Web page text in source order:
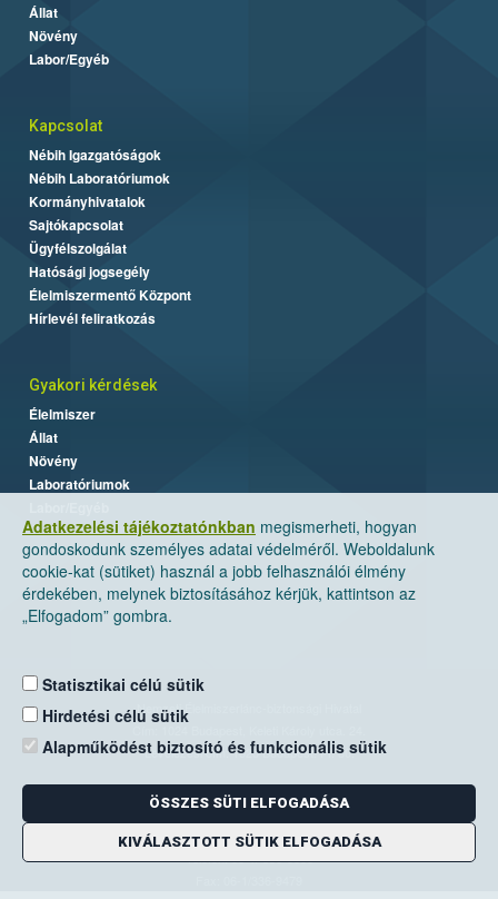
Adatkezelési tájékoztatónkban megismerheti, hogyan
gondoskodunk személyes adatai védelméről. Weboldalunk
cookie-kat (sütiket) használ a jobb felhasználói élmény
érdekében, melynek biztosításához kérjük, kattintson az
„Elfogadom” gombra.
Statisztikai célú sütik
Hirdetési célú sütik
Alapműködést biztosító és funkcionális sütik
ÖSSZES SÜTI ELFOGADÁSA
KIVÁLASZTOTT SÜTIK ELFOGADÁSA
Állat
Növény
Labor/Egyéb
Kapcsolat
Nébih Igazgatóságok
Nébih Laboratóriumok
Kormányhivatalok
Sajtókapcsolat
Ügyfélszolgálat
Hatósági jogsegély
Élelmiszermentő Központ
Hírlevél feliratkozás
Gyakori kérdések
Élelmiszer
Állat
Növény
Laboratóriumok
Nemzeti Élelmiszerlánc-biztonsági Hivatal
Levelezési cím: 1525 Budapest. Pf. 30.
E-mail:ugyfelszolgalat@nebih.gov.hu
Zöld szám: 06-80/263-244
Telefon: 06-1/ 336-9000